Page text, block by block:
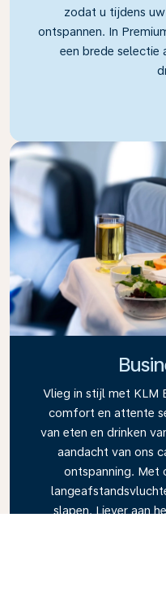
zodat u tijdens
ontspannen. In
een brede selectie
Vlieg in stijl met KLM
comfort en attente
van eten en drinken
aandacht van ons
ontspanning.
slapen. Liever aan